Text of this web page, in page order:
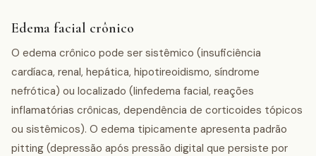
Edema facial crônico
O edema crônico pode ser sistêmico (insuficiência
cardíaca, renal, hepática, hipotireoidismo, síndrome
nefrótica) ou localizado (linfedema facial, reações
inflamatórias crônicas, dependência de corticoides tópicos
ou sistêmicos). O edema tipicamente apresenta padrão
pitting (depressão após pressão digital que persiste por